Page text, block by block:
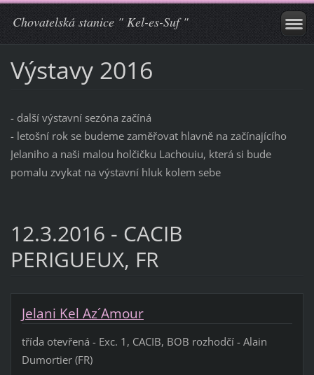
Chovatelská stanice " Kel-es-Suf "
Výstavy 2016
- další výstavní sezóna začíná
- letošní rok se budeme zaměřovat hlavně na začínajícího
Jelaniho a naši malou holčičku Lachouiu, která si bude
pomalu zvykat na výstavní hluk kolem sebe
12.3.2016 - CACIB
PERIGUEUX, FR
Jelani Kel Az´Amour
třída otevřená - Exc. 1, CACIB, BOB rozhodčí - Alain
Dumortier (FR)